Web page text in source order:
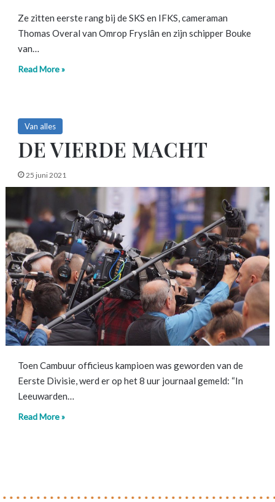
Ze zitten eerste rang bij de SKS en IFKS, cameraman
Thomas Overal van Omrop Fryslân en zijn schipper Bouke
van…
Read More »
Van alles
DE VIERDE MACHT
25 juni 2021
Toen Cambuur officieus kampioen was geworden van de
Eerste Divisie, werd er op het 8 uur journaal gemeld: “In
Leeuwarden…
Read More »